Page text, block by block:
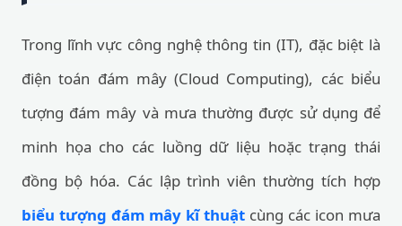
Trong lĩnh vực công nghệ thông tin (IT), đặc biệt là
điện toán đám mây (Cloud Computing), các biểu
tượng đám mây và mưa thường được sử dụng để
minh họa cho các luồng dữ liệu hoặc trạng thái
đồng bộ hóa. Các lập trình viên thường tích hợp
biểu tượng đám mây kĩ thuật cùng các icon mưa